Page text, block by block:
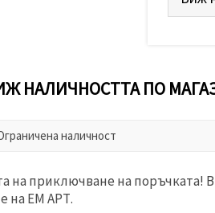
НАЛИЧНОСТТА ПО
наличност
на приключване на поръчката!
на ЕМ АРТ.